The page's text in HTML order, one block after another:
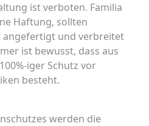
ist verboten. Familia
Haftung, sollten
angefertigt und verbreitet
ist bewusst, dass aus
iger Schutz vor
besteht.
werden die